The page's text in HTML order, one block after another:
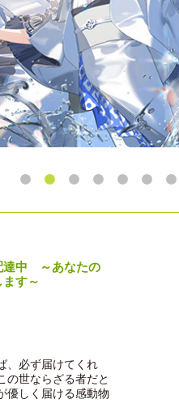
達中 ～あなたの
す～
、必ず届けてくれ
の世ならざる者だと
しく届ける感動物